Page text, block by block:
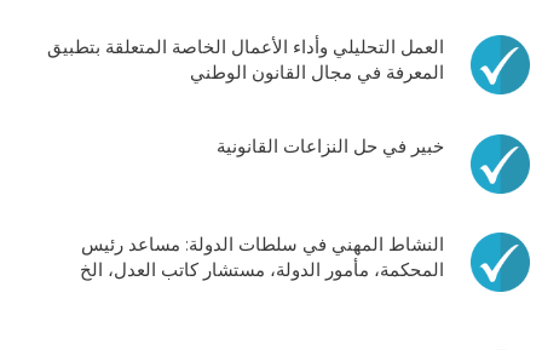
العمل التحليلي وأداء الأعمال الخاصة المتعلقة بتطبيق
المعرفة في مجال القانون الوطني
خبير في حل النزاعات القانونية
النشاط المهني في سلطات الدولة: مساعد رئيس
المحكمة، مأمور الدولة، مستشار كاتب العدل، الخ